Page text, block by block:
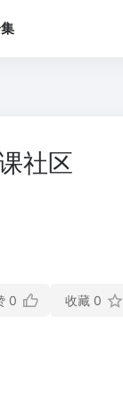
社区
0 收藏 0